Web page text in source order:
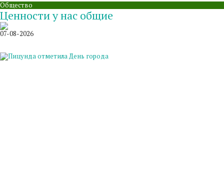
Общество
Ценности у нас общие
07-08-2026